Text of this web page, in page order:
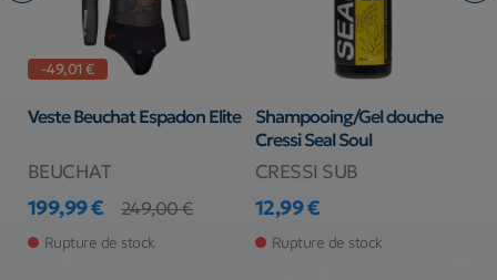
-49,01 €
Veste Beuchat Espadon Elite
BEUCHAT
Prix
199,99 €
Prix de base
249,00 €
Rupture de stock
Shampooing/Gel douche
Cressi Seal Soul
CRESSI SUB
Prix
12,99 €
Rupture de stock